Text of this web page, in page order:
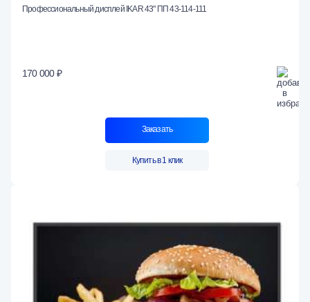
Профессиональный дисплей IKAR 43" ПП 43-114-111
170 000 ₽
Заказать
Купить в 1 клик